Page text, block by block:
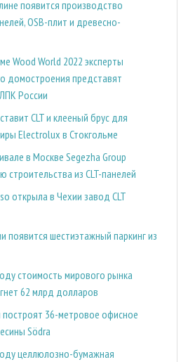
появится производство
OSB-плит и древесно-
Wood World 2022 эксперты
домостроения представят
России
CLT и клееный брус для
Electrolux в Стокгольме
в Москве Segezha Group
строительства из CLT-панелей
открыла в Чехии завод CLT
появится шестиэтажный паркинг из
стоимость мирового рынка
62 млрд долларов
36-метровое офисное
Södra
целлюлозно-бумажная